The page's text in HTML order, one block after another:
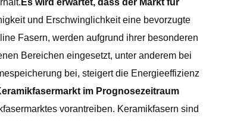
Es wird erwartet, dass der Markt für
und Erschwinglichkeit eine bevorzugte
Fasern, werden aufgrund ihrer besonderen
Bereichen eingesetzt, unter anderem bei
bei, steigert die Energieeffizienz
im Prognosezeitraum
vorantreiben. Keramikfasern sind